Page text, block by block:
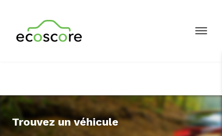
Trouvez un véhicule